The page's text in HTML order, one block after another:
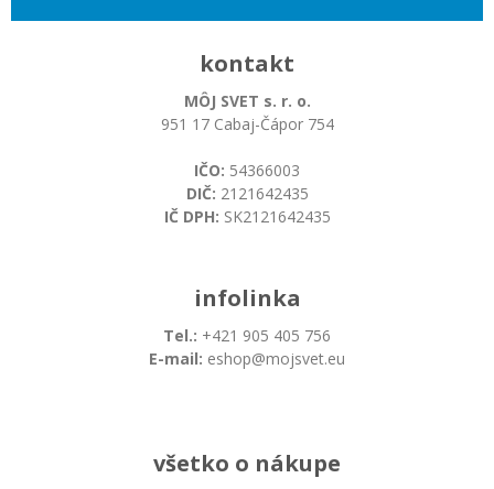
kontakt
MÔJ SVET s. r. o.
951 17 Cabaj-Čápor 754
IČO: 54366003
DIČ: 2121642435
IČ DPH: SK2121642435
infolinka
Tel.: +421 905 405 756
E-mail: eshop@mojsvet.eu
všetko o nákupe